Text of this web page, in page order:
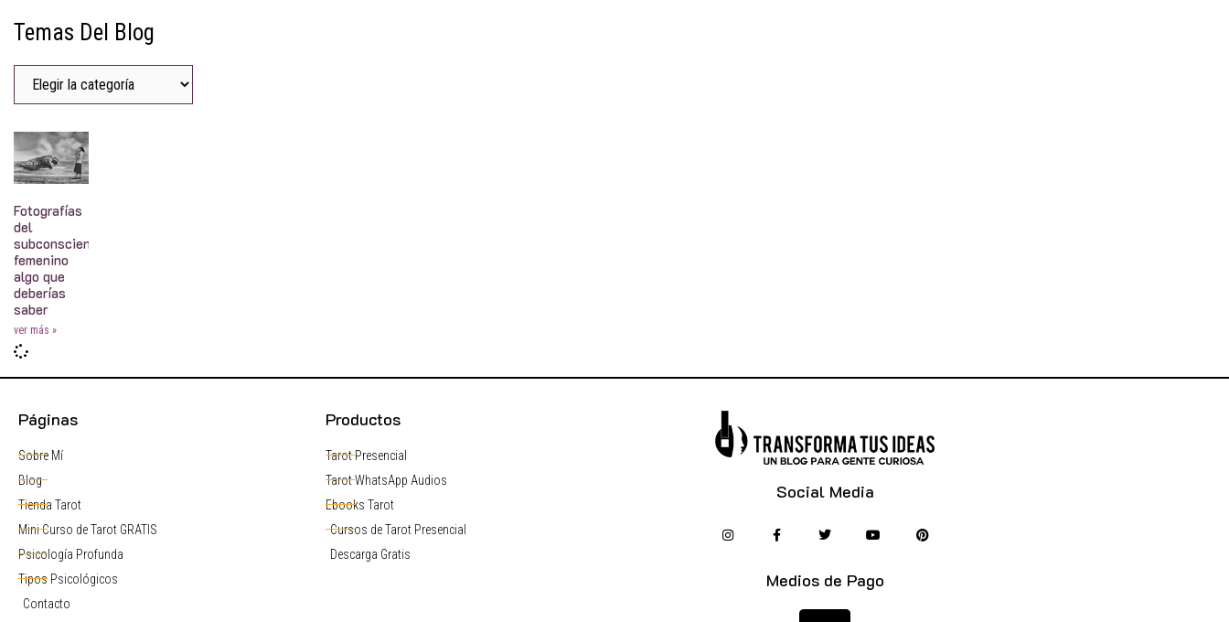
Temas Del Blog
Fotografías
del
subconsciente
femenino
algo que
deberías
saber
ver más »
Páginas
Sobre Mí
Blog
Tienda Tarot
Mini Curso de Tarot GRATIS
Psicología Profunda
Tipos Psicológicos
Contacto
Productos
Tarot Presencial
Tarot WhatsApp Audios
Ebooks Tarot
Cursos de Tarot Presencial
Descarga Gratis
Social Media
Medios de Pago